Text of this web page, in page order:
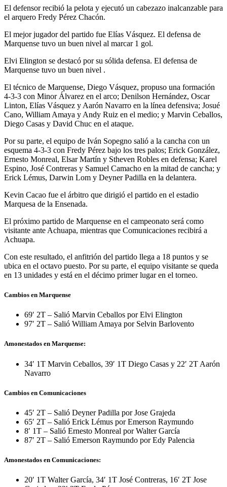
El defensor recibió la pelota y ejecutó un cabezazo inalcanzable para
el arquero Fredy Pérez Chacón.
El mejor jugador del partido fue Elías Vásquez. El defensa de
Marquense tuvo un buen nivel al marcar 1 gol.
Elvi Elington se destacó por su sólida defensa. El defensa de
Marquense tuvo un buen nivel .
El técnico de Marquense, Diego Vásquez, propuso una formación
4-3-3 con Minor Álvarez en el arco; Denilson Hernández, Oscar
Linton, Elías Vásquez y Aarón Navarro en la línea defensiva; Josué
Cano, William Amaya y Andy Ruiz en el medio; y Marvin Ceballos,
Diego Casas y David Chuc en el ataque.
Por su parte, el equipo de Iván Sopegno salió a la cancha con un
esquema 4-3-3 con Fredy Pérez bajo los tres palos; Erick González,
Ernesto Monreal, Elsar Martín y Stheven Robles en defensa; Karel
Espino, José Contreras y Samuel Camacho en la mitad de cancha; y
Erick Lémus, Darwin Lom y Deyner Padilla en la delantera.
Kevin Cacao fue el árbitro que dirigió el partido en el estadio
Marquesa de la Ensenada.
El próximo partido de Marquense en el campeonato será como
visitante ante Achuapa, mientras que Comunicaciones recibirá a
Achuapa.
Con este resultado, el anfitrión del partido llega a 18 puntos y se
ubica en el octavo puesto. Por su parte, el equipo visitante se queda
en 13 unidades y está en el décimo primer lugar en el torneo.
Cambios en Marquense
69′ 2T – Salió Marvin Ceballos por Elvi Elington
97′ 2T – Salió William Amaya por Selvin Barlovento
Amonestados en Marquense:
34′ 1T Marvin Ceballos, 39′ 1T Diego Casas y 22′ 2T Aarón
Navarro
Cambios en Comunicaciones
45′ 2T – Salió Deyner Padilla por Jose Grajeda
65′ 2T – Salió Erick Lémus por Emerson Raymundo
8′ 1T – Salió Ernesto Monreal por Walter García
87′ 2T – Salió Emerson Raymundo por Edy Palencia
Amonestados en Comunicaciones:
20′ 1T Walter García, 34′ 1T José Contreras, 16′ 2T Jose